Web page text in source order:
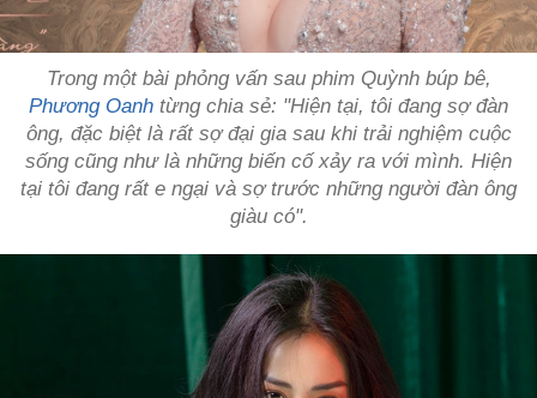
Trong một bài phỏng vấn sau phim Quỳnh búp bê,
Phương Oanh từng chia sẻ: "Hiện tại, tôi đang sợ đàn
ông, đặc biệt là rất sợ đại gia sau khi trải nghiệm cuộc
sống cũng như là những biến cố xảy ra với mình. Hiện
tại tôi đang rất e ngại và sợ trước những người đàn ông
giàu có".